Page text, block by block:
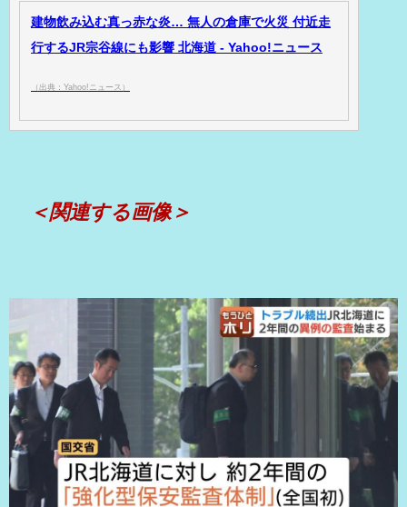
建物飲み込む真っ赤な炎… 無人の倉庫で火災 付近走
行するJR宗谷線にも影響 北海道 - Yahoo!ニュース
（出典：Yahoo!ニュース）
＜関連する画像＞